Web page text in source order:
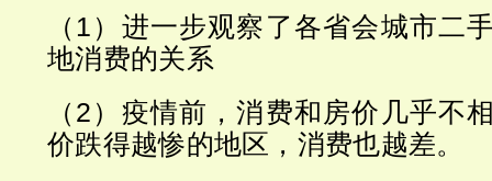
（1）进一步观察了各省会城市二
地消费的关系
（2）疫情前，消费和房价几乎不
价跌得越惨的地区，消费也越差。